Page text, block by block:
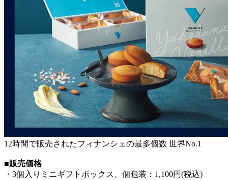
12時間で販売されたフィナンシェの最多個数 世界No.1
■販売価格
・3個入りミニギフトボックス、個包装：1,100円(税込)